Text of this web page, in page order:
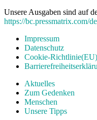
Unsere Ausgaben sind auf
https://bc.pressmatrix.com/
Impressum
Datenschutz
Cookie-Richtlinie(EU)
Aktuelles
Zum Gedenken
Menschen
Unsere Tipps